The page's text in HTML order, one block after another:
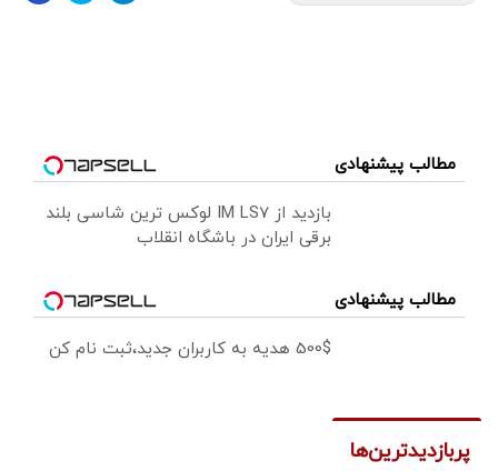
مطالب پیشنهادی
بازدید از IM LS7 لوکس ترین شاسی بلند
برقی ایران در باشگاه انقلاب
مطالب پیشنهادی
500$ هدیه به کاربران جدید،ثبت نام کن
پربازدیدترین‌ها